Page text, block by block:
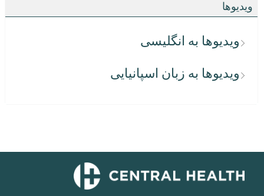
ویدیوها
ویدیوها به انگلیسی
ویدیوها به زبان اسپانیایی